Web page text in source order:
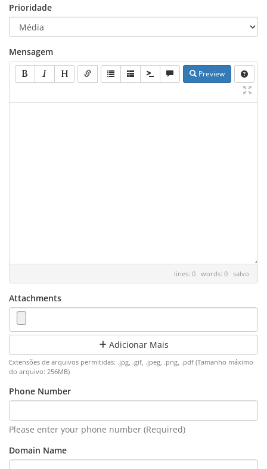
Prioridade
Mensagem
Preview
lines: 0 words: 0 salvo
Attachments
Adicionar Mais
Extensões de arquivos permitidas: .jpg, .gif, .jpeg, .png, .pdf (Tamanho máximo
do arquivo: 256MB)
Phone Number
Please enter your phone number (Required)
Domain Name